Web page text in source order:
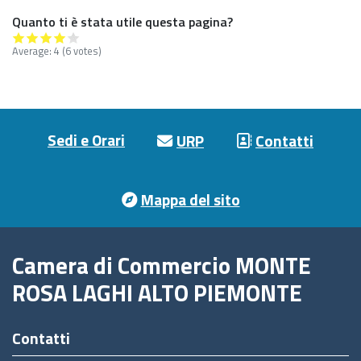
Quanto ti è stata utile questa pagina?
Average: 4 (6 votes)
Sedi e Orari URP Contatti
Mappa del sito
Camera di Commercio MONTE
ROSA LAGHI ALTO PIEMONTE
Contatti